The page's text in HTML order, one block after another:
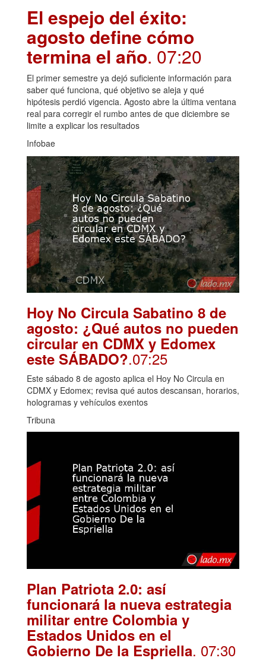
El espejo del éxito:
agosto define cómo
termina el año. 07:20
El primer semestre ya dejó suficiente información para
saber qué funciona, qué objetivo se aleja y qué
hipótesis perdió vigencia. Agosto abre la última ventana
real para corregir el rumbo antes de que diciembre se
limite a explicar los resultados
Infobae
Hoy No Circula Sabatino 8 de
agosto: ¿Qué autos no pueden
circular en CDMX y Edomex
este SÁBADO?.07:25
Este sábado 8 de agosto aplica el Hoy No Circula en
CDMX y Edomex; revisa qué autos descansan, horarios,
hologramas y vehículos exentos
Tribuna
Plan Patriota 2.0: así
funcionará la nueva estrategia
militar entre Colombia y
Estados Unidos en el
Gobierno De la Espriella. 07:30